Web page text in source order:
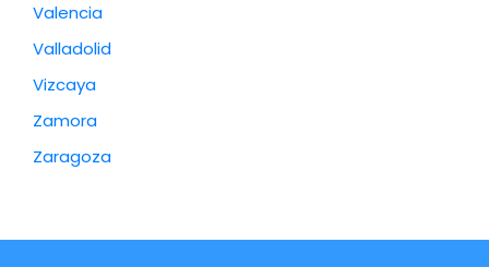
Valencia
Valladolid
Vizcaya
Zamora
Zaragoza